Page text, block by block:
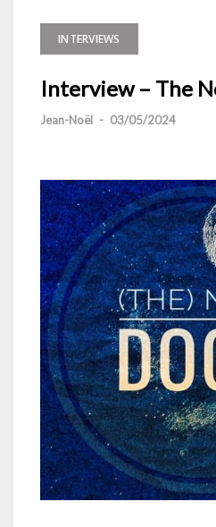
INTERVIEWS
Interview – The
Jean-Noël - 03/05/2024